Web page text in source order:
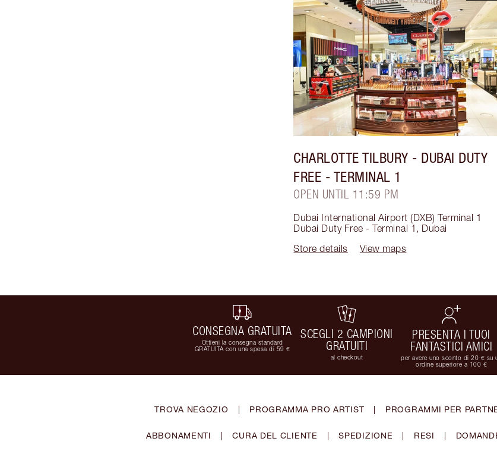
CHARLOTTE TILBURY - DUBAI DUTY
FREE - TERMINAL 1
OPEN UNTIL 11:59 PM
Dubai International Airport (DXB) Terminal 1
Dubai Duty Free - Terminal 1 , Dubai
Store details
View maps
CONSEGNA GRATUITA
Ottieni la consegna standard
GRATUITA con una spesa di 59 €
SCEGLI 2 CAMPIONI
GRATUITI
al checkout
PRESENTA I TUOI
FANTASTICI AMICI
per avere uno sconto di 20 € su
ordine superiore a 100 €
TROVA NEGOZIO | PROGRAMMA PRO ARTIST | PROGRAMMI PER
ABBONAMENTI | CURA DEL CLIENTE | SPEDIZIONE | RESI |